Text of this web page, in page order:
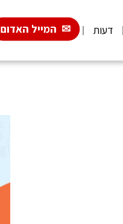
דעות המייל האדום